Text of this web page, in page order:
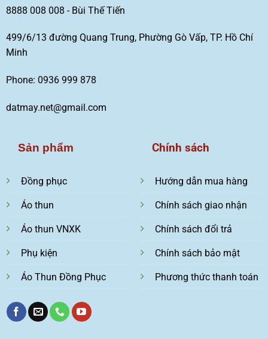
8888 008 008 - Bùi Thế Tiến
499/6/13 đường Quang Trung, Phường Gò Vấp, TP. Hồ Chí
Minh
Phone: 0936 999 878
datmay.net@gmail.com
Sản phẩm
Đồng phục
Áo thun
Áo thun VNXK
Phụ kiện
Áo Thun Đồng Phục
Chính sách
Hướng dẫn mua hàng
Chính sách giao nhận
Chính sách đổi trả
Chính sách bảo mật
Phương thức thanh toán